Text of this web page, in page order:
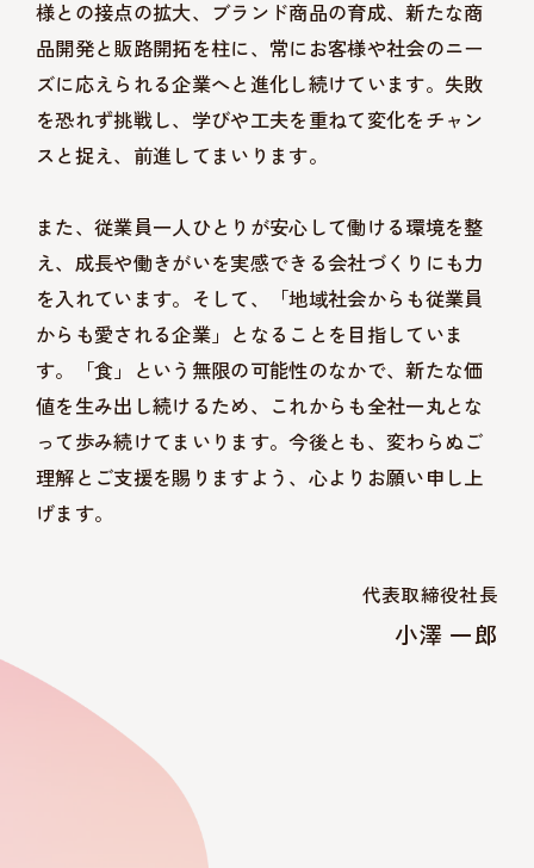
様との接点の拡大、ブランド商品の育成、新たな商
品開発と販路開拓を柱に、常にお客様や社会のニー
ズに応えられる企業へと進化し続けています。失敗
を恐れず挑戦し、学びや工夫を重ねて変化をチャン
スと捉え、前進してまいります。
また、従業員一人ひとりが安心して働ける環境を整
え、成長や働きがいを実感できる会社づくりにも力
を入れています。そして、「地域社会からも従業員
からも愛される企業」となることを目指していま
す。「食」という無限の可能性のなかで、新たな価
値を生み出し続けるため、これからも全社一丸とな
って歩み続けてまいります。今後とも、変わらぬご
理解とご支援を賜りますよう、心よりお願い申し上
げます。
代表取締役社長
小澤 一郎